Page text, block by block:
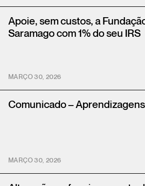
Apoie, sem custos, a
Saramago com 1% do seu IRS
MARÇO 30, 2026
Comunicado –
MARÇO 30, 2026